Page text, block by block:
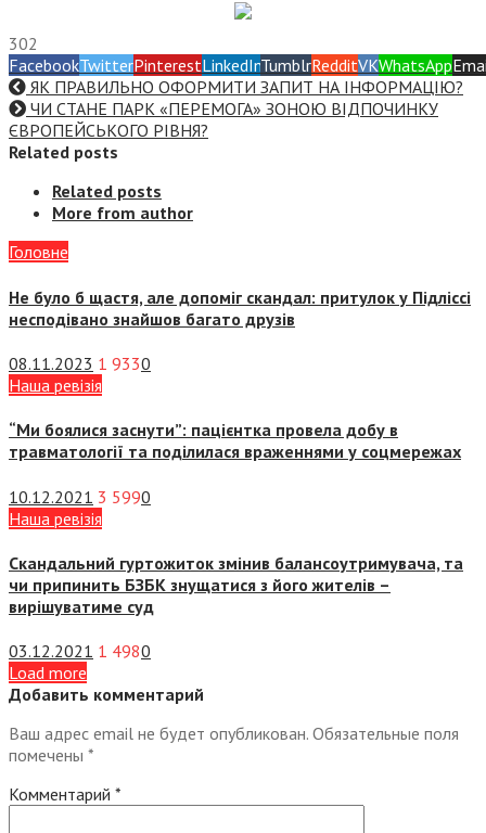
302
FacebookTwitterPinterestLinkedInTumblrRedditVKWhatsApp
ЯК ПРАВИЛЬНО ОФОРМИТИ ЗАПИТ НА ІНФОРМАЦІЮ?
ЧИ СТАНЕ ПАРК «ПЕРЕМОГА» ЗОНОЮ ВІДПОЧИНКУ
ЄВРОПЕЙСЬКОГО РІВНЯ?
Related posts
Related posts
More from author
Головне
Не було б щастя, але допоміг скандал: притулок у Підліссі
несподівано знайшов багато друзів
08.11.2023 1 9330
Наша ревізія
“Ми боялися заснути”: пацієнтка провела добу в
травматології та поділилася враженнями у соцмережах
10.12.2021 3 5990
Наша ревізія
Скандальний гуртожиток змінив балансоутримувача, та
чи припинить БЗБК знущатися з його жителів –
вирішуватиме суд
03.12.2021 1 4980
Load more
Добавить комментарий
Ваш адрес email не будет опубликован. Обязательные поля
помечены *
Комментарий *